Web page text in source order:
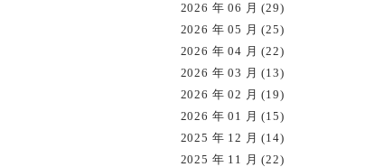
2026 年 06 月 (29)
2026 年 05 月 (25)
2026 年 04 月 (22)
2026 年 03 月 (13)
2026 年 02 月 (19)
2026 年 01 月 (15)
2025 年 12 月 (14)
2025 年 11 月 (22)